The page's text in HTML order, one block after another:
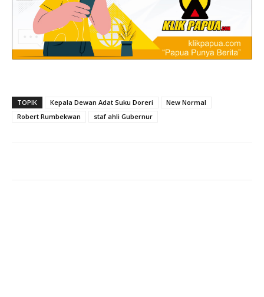
TOPIK Kepala Dewan Adat Suku Doreri
New Normal
Robert Rumbekwan
staf ahli Gubernur